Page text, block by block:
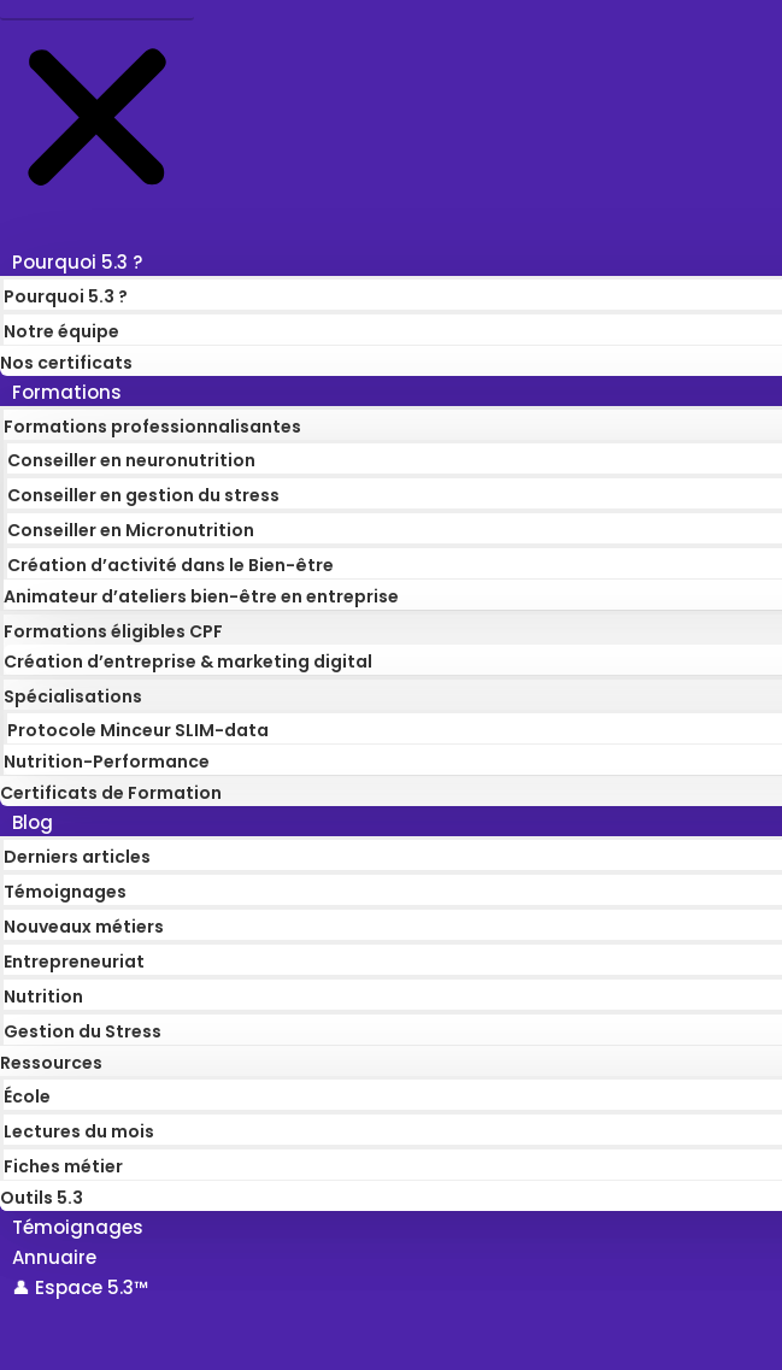
Pourquoi 5.3 ?
Pourquoi 5.3 ?
Notre équipe
Nos certificats
Formations
Formations professionnalisantes
Conseiller en neuronutrition
Conseiller en gestion du stress
Conseiller en Micronutrition
Création d’activité dans le Bien-être
Animateur d’ateliers bien-être en entreprise
Formations éligibles CPF
Création d’entreprise & marketing digital
Spécialisations
Protocole Minceur SLIM-data
Nutrition-Performance
Certificats de Formation
Blog
Derniers articles
Témoignages
Nouveaux métiers
Entrepreneuriat
Nutrition
Gestion du Stress
Ressources
École
Lectures du mois
Fiches métier
Outils 5.3
Témoignages
Annuaire
👤 Espace 5.3™